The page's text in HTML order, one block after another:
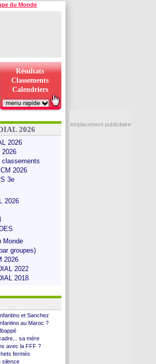
du Monde
Résultats
Classements
Calendriers
2026
2026
2026
classements
2026
3e
2026
Monde
groupes)
2026
2022
2018
et Sanchez
au Maroc ?
sa mère
avec la FFF ?
fermés
silence
emplacement publicitaire